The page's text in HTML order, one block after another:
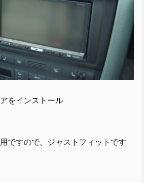
をインストール
ですので、ジャストフィットです